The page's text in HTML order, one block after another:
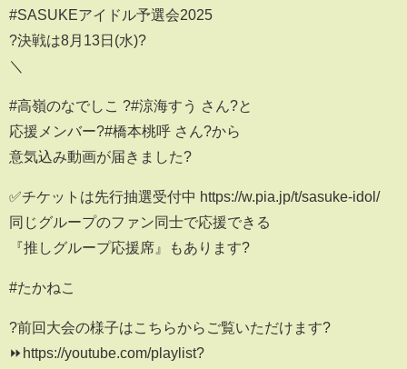
#SASUKEアイドル予選会2025
?決戦は8月13日(水)?
＼
#高嶺のなでしこ ?#涼海すう さん?と
応援メンバー?#橋本桃呼 さん?から
意気込み動画が届きました?
✅チケットは先行抽選受付中 https://w.pia.jp/t/sasuke-idol/
同じグループのファン同士で応援できる
『推しグループ応援席』もあります?
#たかねこ
?前回大会の様子はこちらからご覧いただけます?
⏩https://youtube.com/playlist?